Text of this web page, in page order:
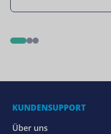
12
KUNDENSUPPORT
Über uns